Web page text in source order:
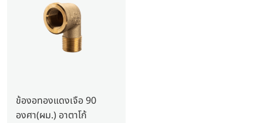
ข้องอทองแดงเจือ 90
องศา(ผม.) อาตาโก้